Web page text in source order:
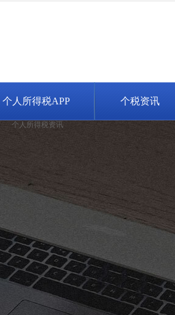
个人所得税APP 个税资讯
个人所得税资讯